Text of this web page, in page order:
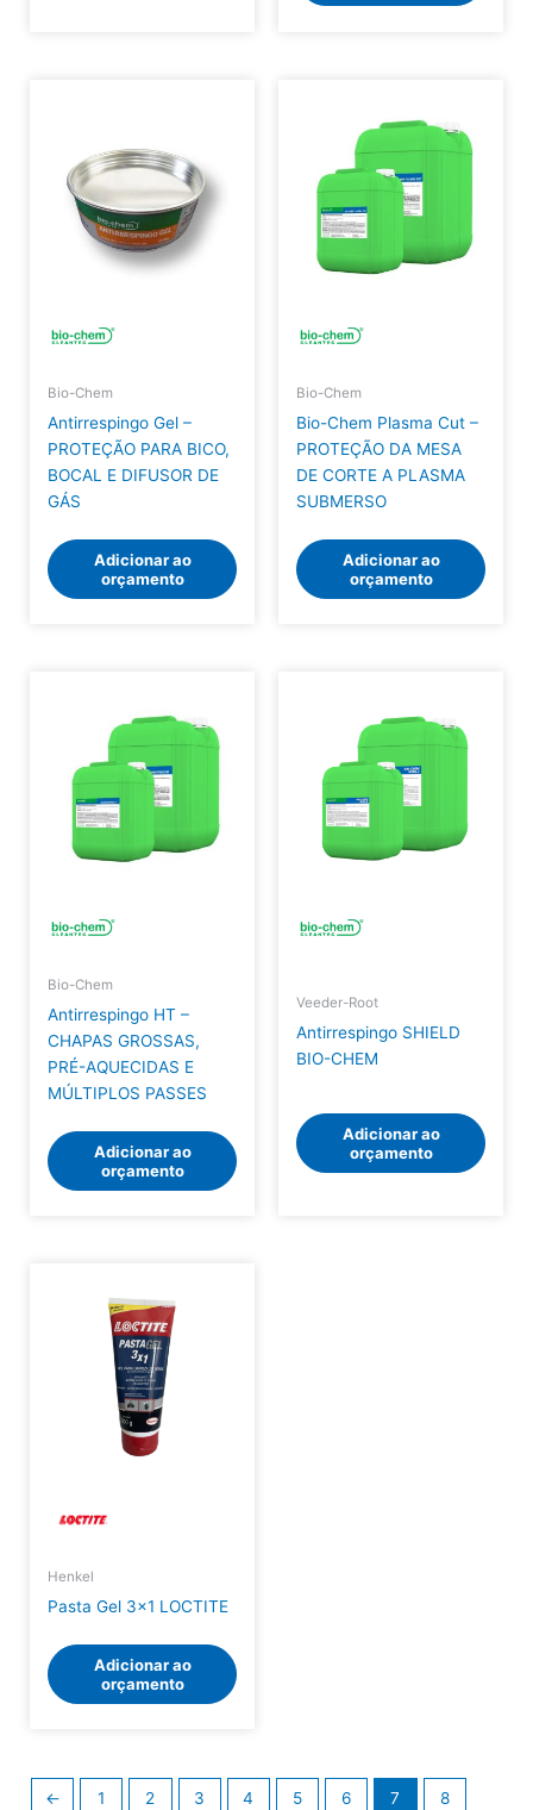
Bio-Chem
Antirrespingo Gel –
PROTEÇÃO PARA BICO,
BOCAL E DIFUSOR DE
GÁS
Adicionar ao
orçamento
Bio-Chem
Bio-Chem Plasma Cut –
PROTEÇÃO DA MESA
DE CORTE A PLASMA
SUBMERSO
Adicionar ao
orçamento
Bio-Chem
Antirrespingo HT –
CHAPAS GROSSAS,
PRÉ-AQUECIDAS E
MÚLTIPLOS PASSES
Adicionar ao
orçamento
Veeder-Root
Antirrespingo SHIELD
BIO-CHEM
Adicionar ao
orçamento
Henkel
Pasta Gel 3×1 LOCTITE
Adicionar ao
orçamento
← 1 2 3 4 5 6 7 8